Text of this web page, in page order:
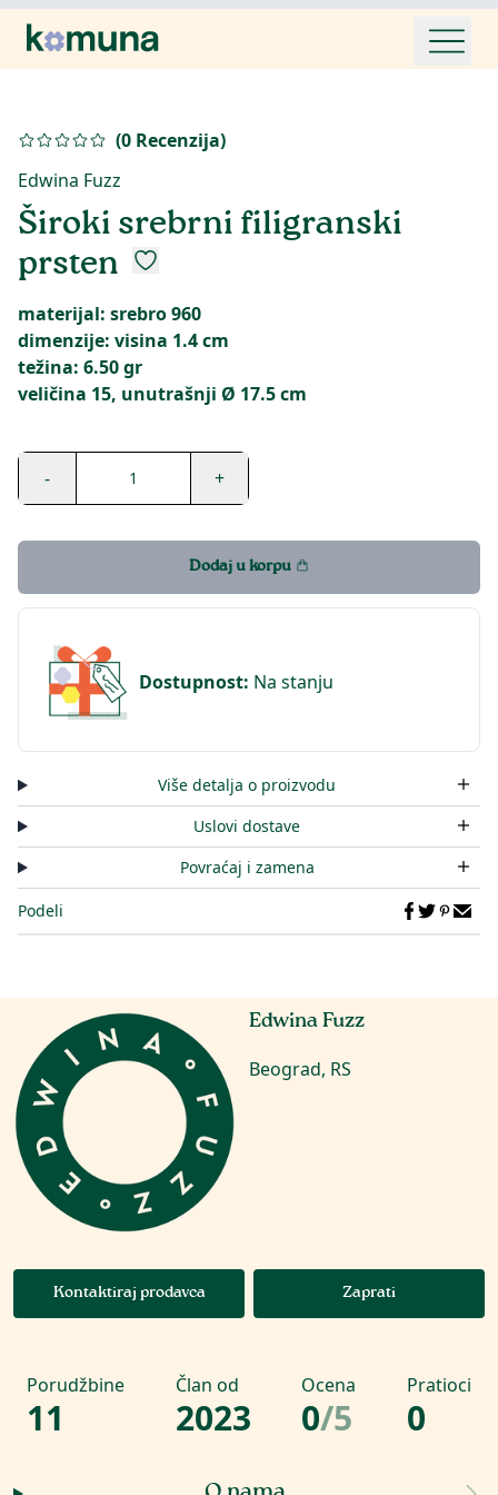
(0 Recenzija)
Edwina Fuzz
Široki srebrni filigranski
prsten
materijal: srebro 960
dimenzije: visina 1.4 cm
težina: 6.50 gr
veličina 15, unutrašnji Ø 17.5 cm
- 1 +
Dodaj u korpu
Dostupnost: Na stanju
Više detalja o proizvodu
Uslovi dostave
Povraćaj i zamena
Podeli
Edwina Fuzz
Beograd, RS
Kontaktiraj prodavca Zaprati
Porudžbine
11
Član od
2023
Ocena
0/5
Pratioci
0